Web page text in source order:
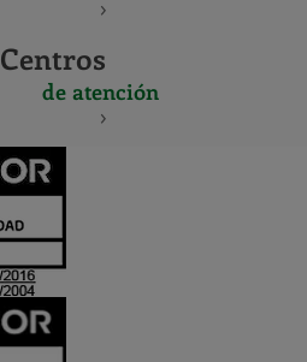
Centros
de atención